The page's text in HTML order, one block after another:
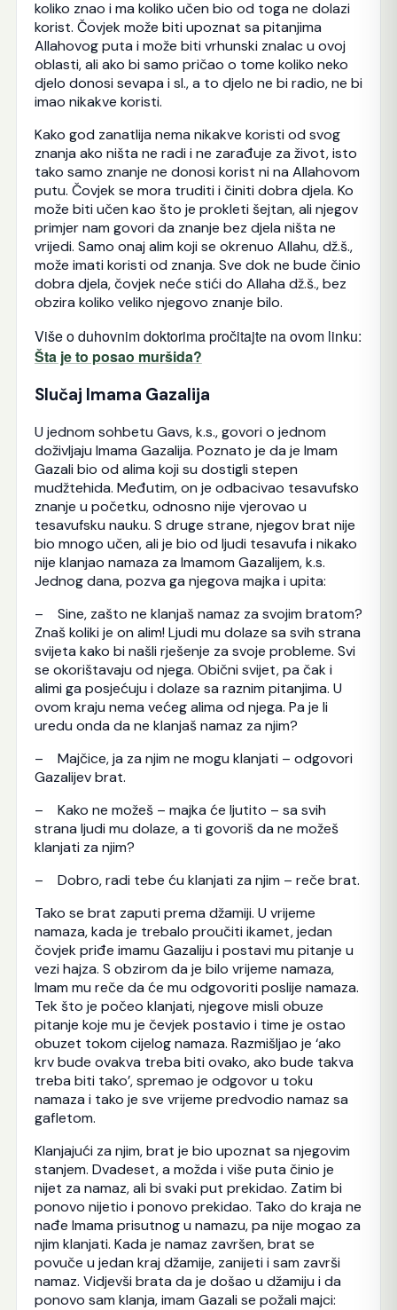
koliko znao i ma koliko učen bio od toga ne dolazi
korist. Čovjek može biti upoznat sa pitanjima
Allahovog puta i može biti vrhunski znalac u ovoj
oblasti, ali ako bi samo pričao o tome koliko neko
djelo donosi sevapa i sl., a to djelo ne bi radio, ne bi
imao nikakve koristi.
Kako god zanatlija nema nikakve koristi od svog
znanja ako ništa ne radi i ne zarađuje za život, isto
tako samo znanje ne donosi korist ni na Allahovom
putu. Čovjek se mora truditi i činiti dobra djela. Ko
može biti učen kao što je prokleti šejtan, ali njegov
primjer nam govori da znanje bez djela ništa ne
vrijedi. Samo onaj alim koji se okrenuo Allahu, dž.š.,
može imati koristi od znanja. Sve dok ne bude činio
dobra djela, čovjek neće stići do Allaha dž.š., bez
obzira koliko veliko njegovo znanje bilo.
Više o duhovnim doktorima pročitajte na ovom linku:
Šta je to posao muršida?
Slučaj Imama Gazalija
U jednom sohbetu Gavs, k.s., govori o jednom
doživljaju Imama Gazalija. Poznato je da je Imam
Gazali bio od alima koji su dostigli stepen
mudžtehida. Međutim, on je odbacivao tesavufsko
znanje u početku, odnosno nije vjerovao u
tesavufsku nauku. S druge strane, njegov brat nije
bio mnogo učen, ali je bio od ljudi tesavufa i nikako
nije klanjao namaza za Imamom Gazalijem, k.s.
Jednog dana, pozva ga njegova majka i upita:
– Sine, zašto ne klanjaš namaz za svojim bratom?
Znaš koliki je on alim! Ljudi mu dolaze sa svih strana
svijeta kako bi našli rješenje za svoje probleme. Svi
se okorištavaju od njega. Obični svijet, pa čak i
alimi ga posjećuju i dolaze sa raznim pitanjima. U
ovom kraju nema većeg alima od njega. Pa je li
uredu onda da ne klanjaš namaz za njim?
– Majčice, ja za njim ne mogu klanjati – odgovori
Gazalijev brat.
– Kako ne možeš – majka će ljutito – sa svih
strana ljudi mu dolaze, a ti govoriš da ne možeš
klanjati za njim?
– Dobro, radi tebe ću klanjati za njim – reče brat.
Tako se brat zaputi prema džamiji. U vrijeme
namaza, kada je trebalo proučiti ikamet, jedan
čovjek priđe imamu Gazaliju i postavi mu pitanje u
vezi hajza. S obzirom da je bilo vrijeme namaza,
Imam mu reče da će mu odgovoriti poslije namaza.
Tek što je počeo klanjati, njegove misli obuze
pitanje koje mu je čevjek postavio i time je ostao
obuzet tokom cijelog namaza. Razmišljao je ‘ako
krv bude ovakva treba biti ovako, ako bude takva
treba biti tako’, spremao je odgovor u toku
namaza i tako je sve vrijeme predvodio namaz sa
gafletom.
Klanjajući za njim, brat je bio upoznat sa njegovim
stanjem. Dvadeset, a možda i više puta činio je
nijet za namaz, ali bi svaki put prekidao. Zatim bi
ponovo nijetio i ponovo prekidao. Tako do kraja ne
nađe Imama prisutnog u namazu, pa nije mogao za
njim klanjati. Kada je namaz završen, brat se
povuče u jedan kraj džamije, zanijeti i sam završi
namaz. Vidjevši brata da je došao u džamiju i da
ponovo sam klanja, imam Gazali se požali majci: